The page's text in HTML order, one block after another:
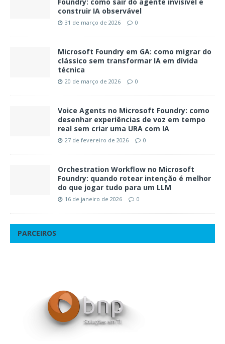
construir IA observável
31 de março de 2026 0
Microsoft Foundry em GA: como migrar do
clássico sem transformar IA em dívida
técnica
20 de março de 2026 0
Voice Agents no Microsoft Foundry: como
desenhar experiências de voz em tempo
real sem criar uma URA com IA
27 de fevereiro de 2026 0
Orchestration Workflow no Microsoft
Foundry: quando rotear intenção é melhor
do que jogar tudo para um LLM
16 de janeiro de 2026 0
PARCEIROS